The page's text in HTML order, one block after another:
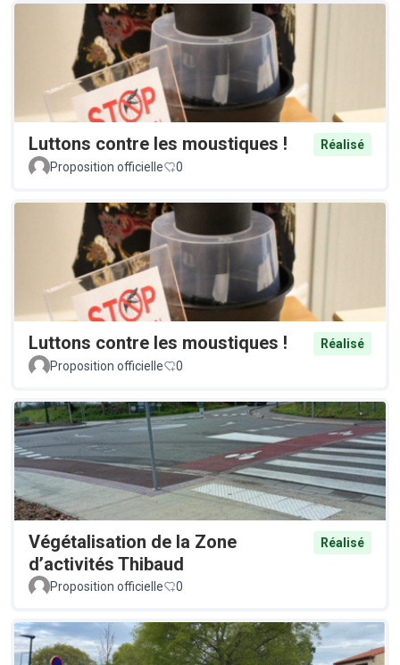
Luttons contre les moustiques !
Réalisé
Proposition officielle
0
Luttons contre les moustiques !
Réalisé
Proposition officielle
0
Végétalisation de la Zone
d’activités Thibaud
Réalisé
Proposition officielle 0